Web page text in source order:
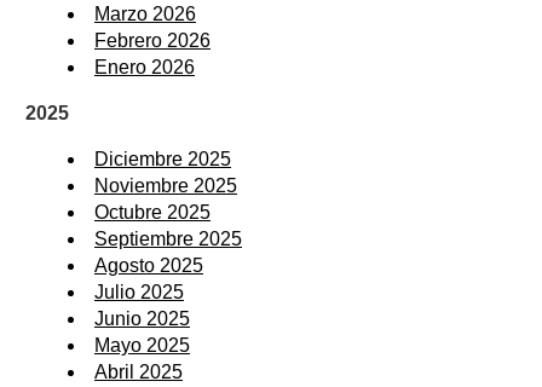
Marzo 2026
Febrero 2026
Enero 2026
2025
Diciembre 2025
Noviembre 2025
Octubre 2025
Septiembre 2025
Agosto 2025
Julio 2025
Junio 2025
Mayo 2025
Abril 2025